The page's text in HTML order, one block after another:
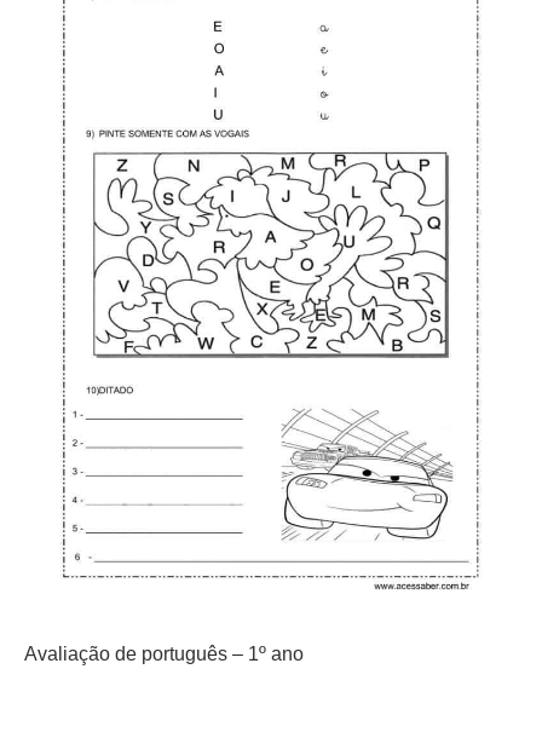
Avaliação de português – 1º ano